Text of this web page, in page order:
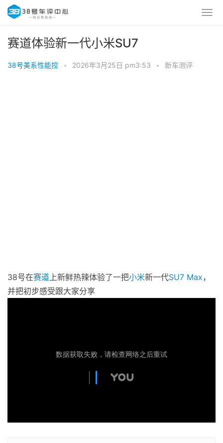
赛道体验新一代小米SU7
38号美系性能控 • 2026年3月25日 pm3:53 • 新车测评
38号在赛道上新鲜热辣体验了一把小米新一代SU7 Max，
并把初步感受跟大家分享